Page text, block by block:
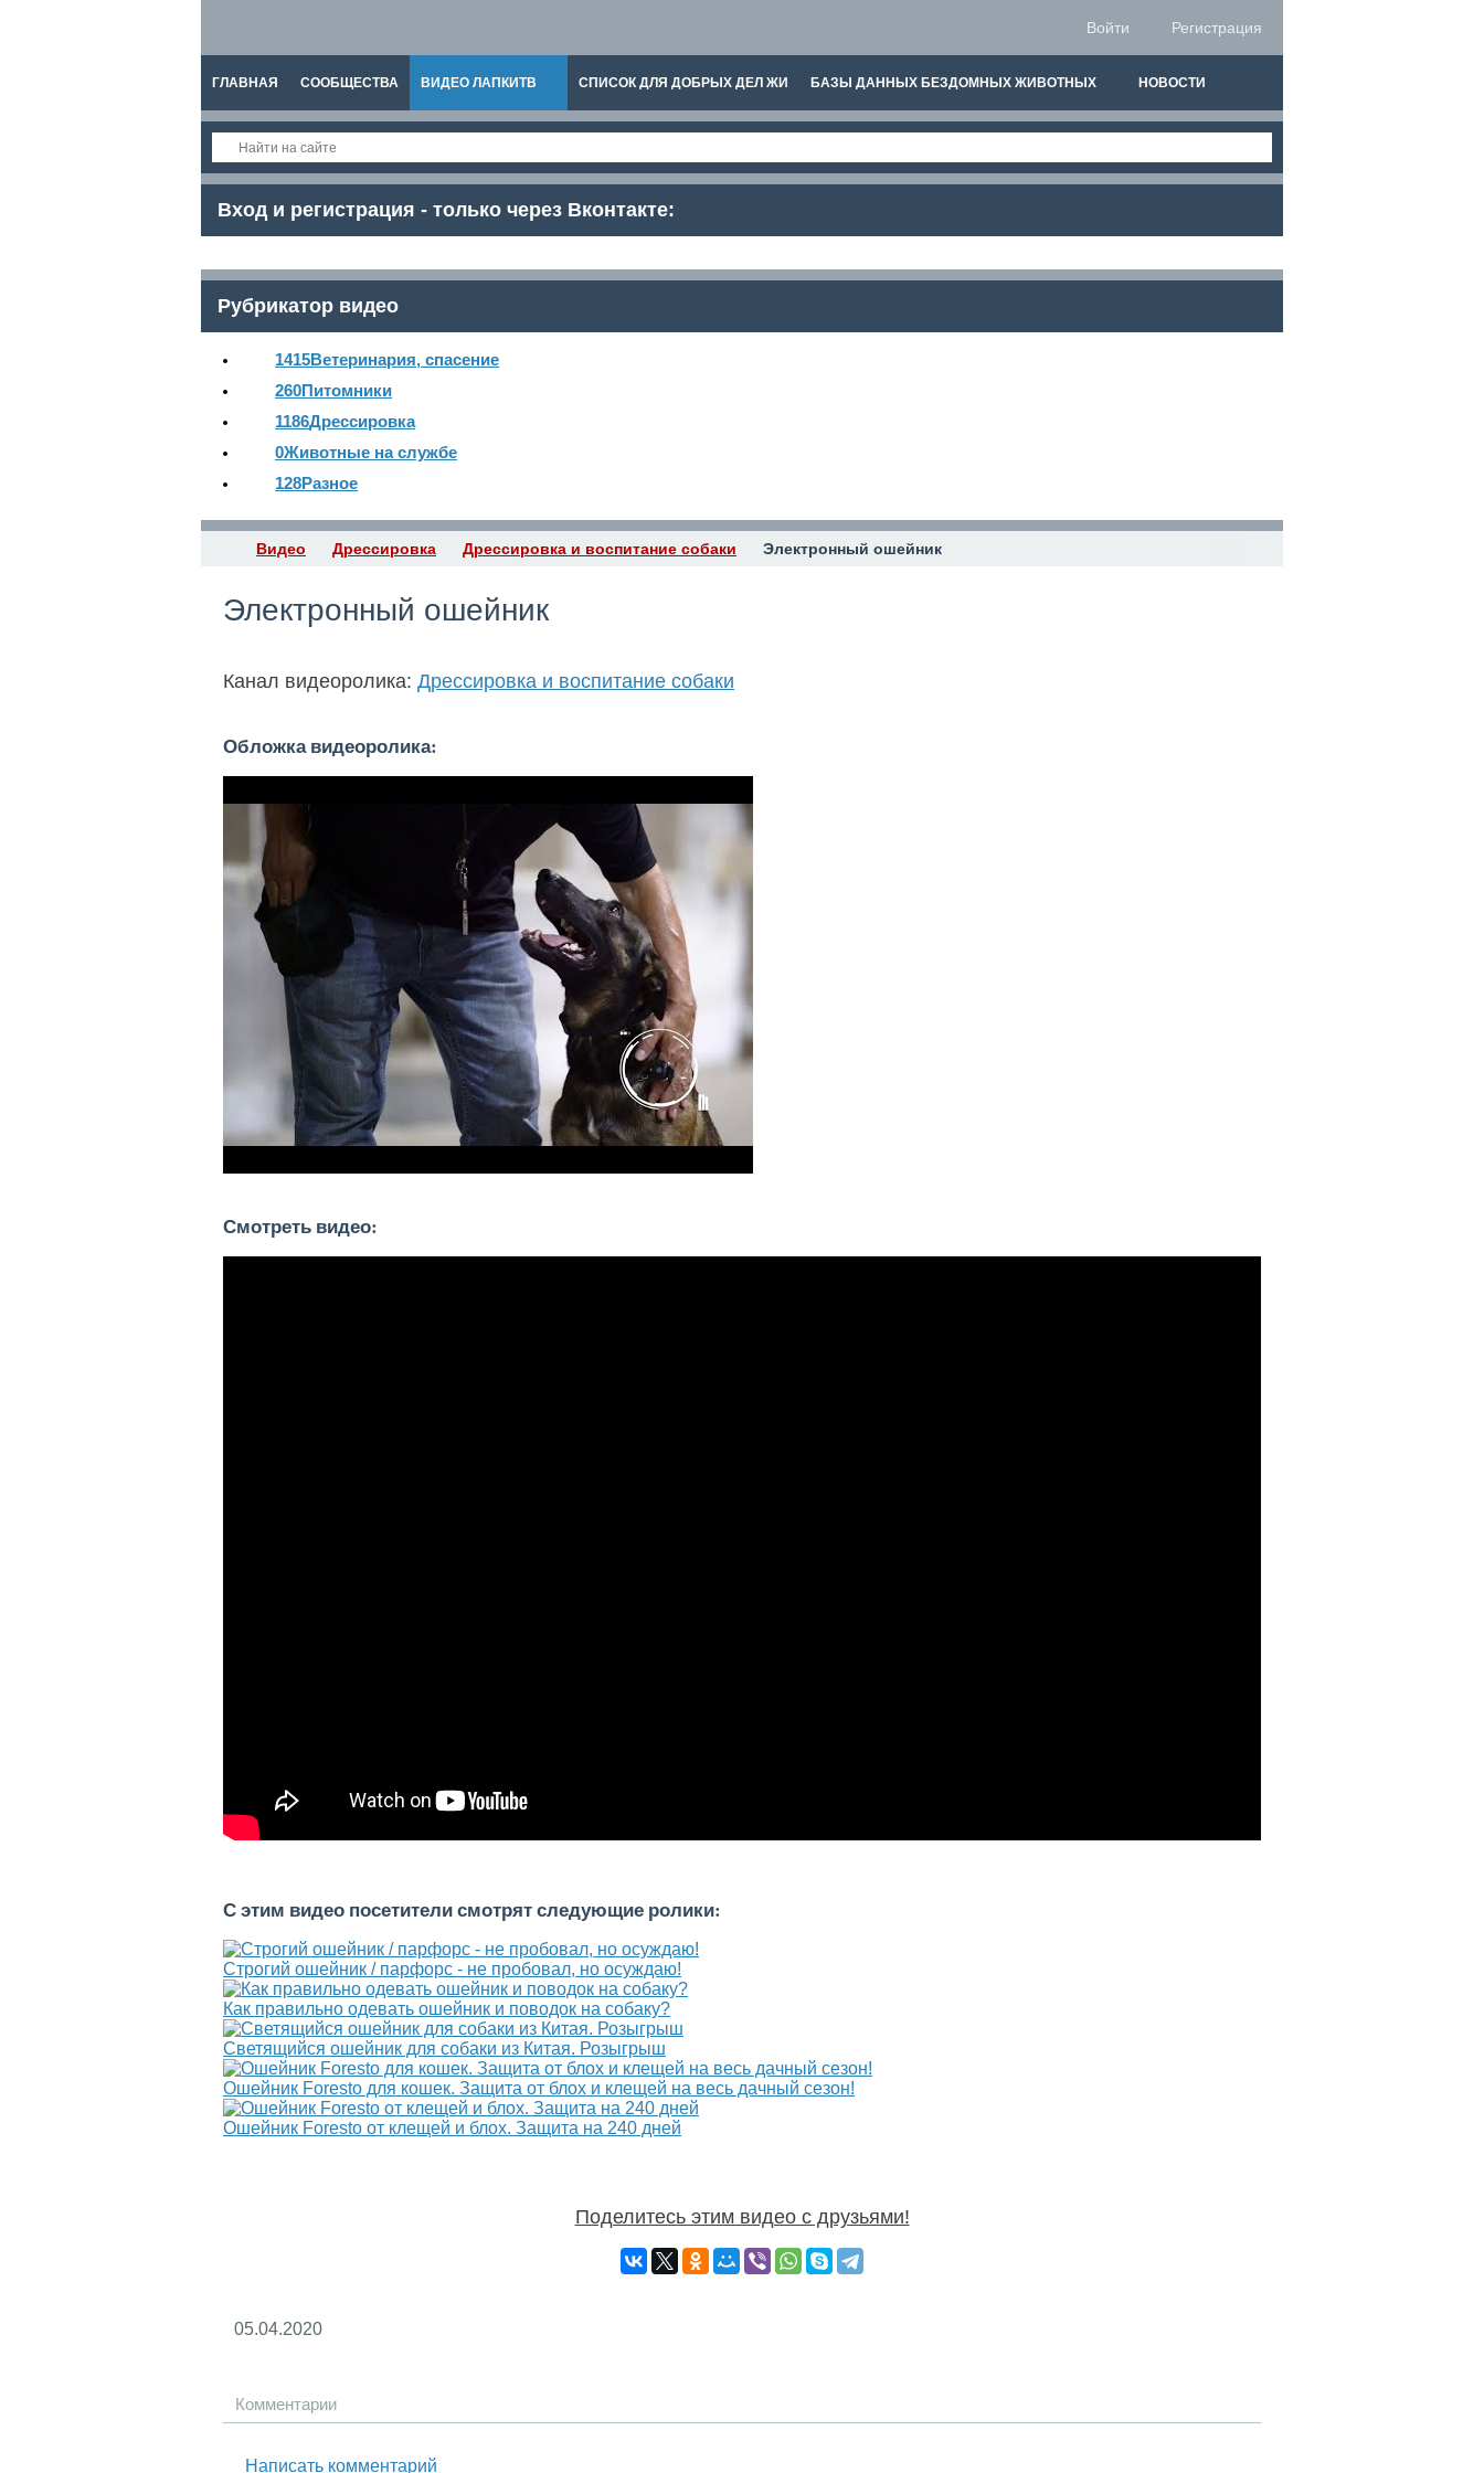
Войти Регистрация
ГЛАВНАЯ СООБЩЕСТВА ВИДЕО ЛАПКИТВ СПИСОК ДЛЯ ДОБРЫХ ДЕЛ ЖИ БАЗЫ ДАННЫХ БЕЗДОМНЫХ ЖИВОТНЫХ НОВОСТИ
СПРАВКА
Вход и регистрация - только через Вконтакте:
Рубрикатор видео
1415Ветеринария, спасение
260Питомники
1186Дрессировка
0Животные на службе
128Разное
Видео Дрессировка Дрессировка и воспитание собаки Электронный ошейник
Электронный ошейник
Канал видеоролика: Дрессировка и воспитание собаки
Обложка видеоролика:
Смотреть видео:
С этим видео посетители смотрят следующие ролики:
Строгий ошейник / парфорс - не пробовал, но осуждаю!
Как правильно одевать ошейник и поводок на собаку?
Светящийся ошейник для собаки из Китая. Розыгрыш
Ошейник Foresto для кошек. Защита от блох и клещей на весь дачный сезон!
Ошейник Foresto от клещей и блох. Защита на 240 дней
Поделитесь этим видео с друзьями!
05.04.2020
Комментарии
Написать комментарий